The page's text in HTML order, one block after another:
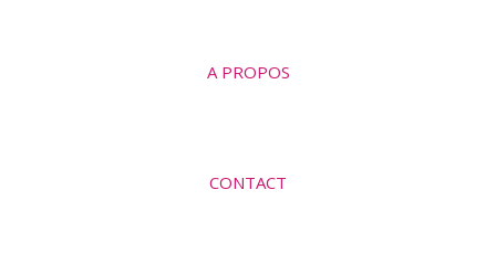
A PROPOS
CONTACT